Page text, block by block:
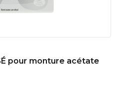
pour monture acétate